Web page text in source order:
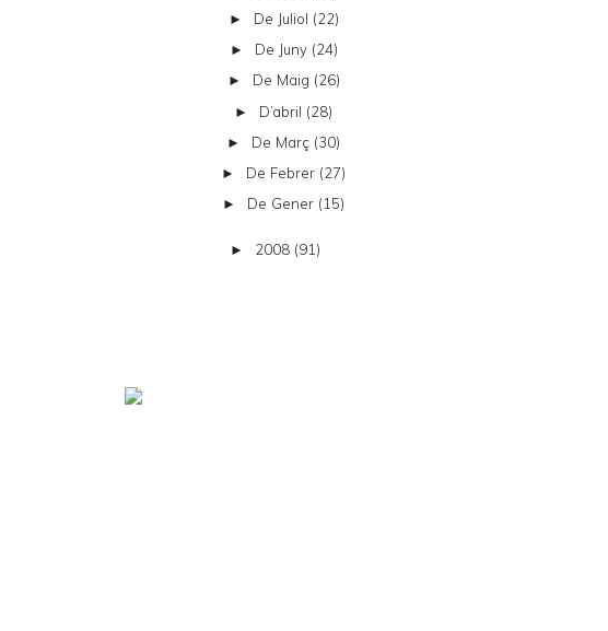
► De Juliol (22)
► De Juny (24)
► De Maig (26)
► D’abril (28)
► De Març (30)
► De Febrer (27)
► De Gener (15)
► 2008 (91)